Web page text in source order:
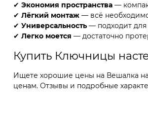
✔ Экономия пространства —
✔ Лёгкий монтаж — всё
✔ Универсальность — подходит для
✔ Легко моется — достаточно
Купить Ключницы
Ищете хорошие цены на Вешалка
ценам. Отзывы и подробные